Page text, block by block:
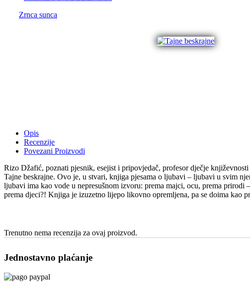
Zrnca sunca
Opis
Recenzije
Povezani Proizvodi
Rizo Džafić, poznati pjesnik, esejist i pripovjedač, profesor dječje
Tajne beskrajne. Ovo je, u stvari, knjiga pjesama o ljubavi – ljubavi u svim
ljubavi ima kao vode u nepresušnom izvoru: prema majci, ocu, prema
prema djeci?! Knjiga je izuzetno lijepo likovno opremljena, pa se doima kao
Trenutno nema recenzija za ovaj proizvod.
Jednostavno plaćanje